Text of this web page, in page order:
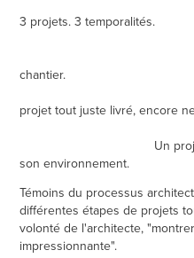
3 projets. 3
Un projet en
projet tout juste
Un projet livré il y
son environnement.
Témoins du processus
différentes étapes de projets
volonté de l'architecte,
impressionnante".